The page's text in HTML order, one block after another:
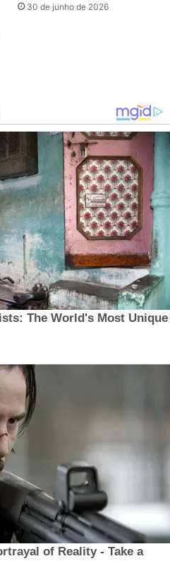
30 de junho de 2026